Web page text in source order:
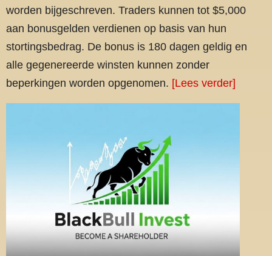
worden bijgeschreven. Traders kunnen tot $5,000
aan bonusgelden verdienen op basis van hun
stortingsbedrag. De bonus is 180 dagen geldig en
alle gegenereerde winsten kunnen zonder
beperkingen worden opgenomen. [Lees verder]